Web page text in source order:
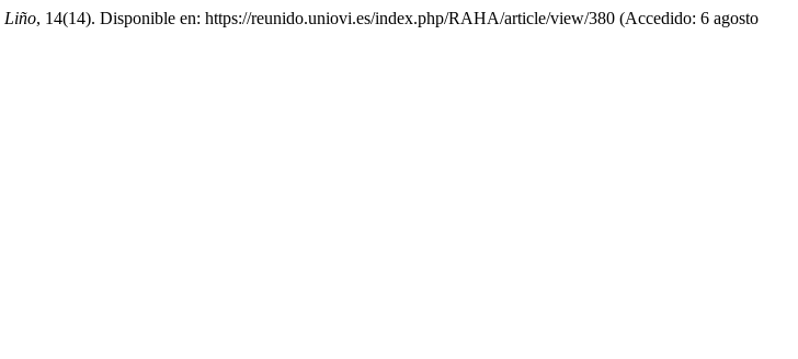
Liño, 14(14). Disponible en: https://reunido.uniovi.es/index.php/RAHA/article/view/380 (Accedido: 6 agosto